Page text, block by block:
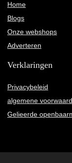
Home
Blogs
Onze webshops
Adverteren
Verklaringen
Privacybeleid
algemene
Gelieerde